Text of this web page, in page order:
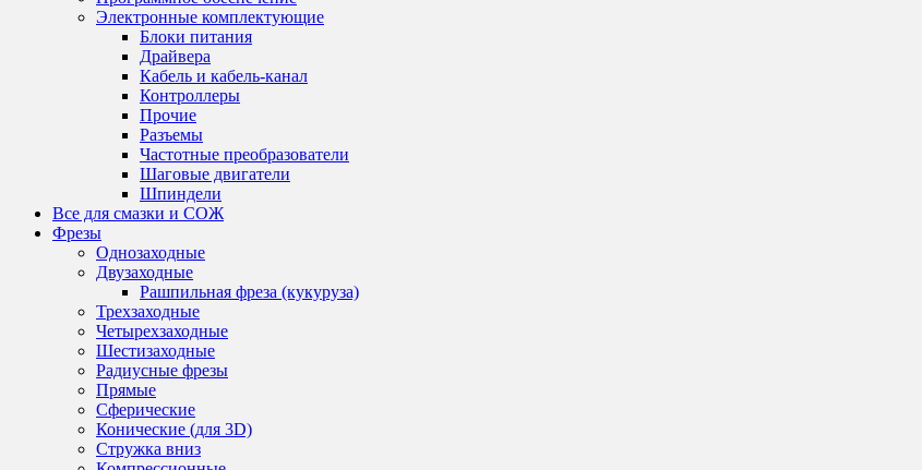
Электронные комплектующие
Блоки питания
Драйвера
Кабель и кабель-канал
Контроллеры
Прочие
Разъемы
Частотные преобразователи
Шаговые двигатели
Шпиндели
Все для смазки и СОЖ
Фрезы
Однозаходные
Двузаходные
Рашпильная фреза (кукуруза)
Трехзаходные
Четырехзаходные
Шестизаходные
Радиусные фрезы
Прямые
Сферические
Конические (для 3D)
Стружка вниз